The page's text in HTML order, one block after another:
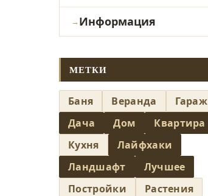
Информация
МЕТКИ
Баня Веранда
Гараж
Дача
Дом
Квартира
Кухня
Лайфхаки
Ландшафт
Лучшее
Постройки
Растения